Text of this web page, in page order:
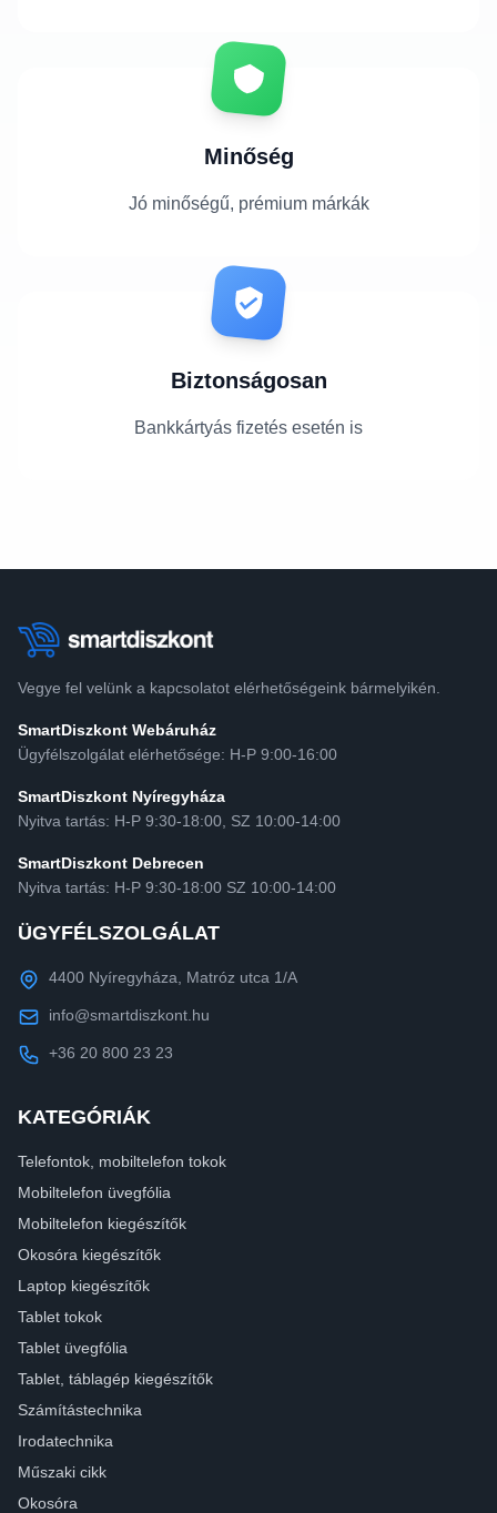
Minőség
Jó minőségű, prémium márkák
Biztonságosan
Bankkártyás fizetés esetén is
Vegye fel velünk a kapcsolatot elérhetőségeink bármelyikén.
SmartDiszkont Webáruház
Ügyfélszolgálat elérhetősége: H-P 9:00-16:00
SmartDiszkont Nyíregyháza
Nyitva tartás: H-P 9:30-18:00, SZ 10:00-14:00
SmartDiszkont Debrecen
Nyitva tartás: H-P 9:30-18:00 SZ 10:00-14:00
ÜGYFÉLSZOLGÁLAT
4400 Nyíregyháza, Matróz utca 1/A
info@smartdiszkont.hu
+36 20 800 23 23
KATEGÓRIÁK
Telefontok, mobiltelefon tokok
Mobiltelefon üvegfólia
Mobiltelefon kiegészítők
Okosóra kiegészítők
Laptop kiegészítők
Tablet tokok
Tablet üvegfólia
Tablet, táblagép kiegészítők
Számítástechnika
Irodatechnika
Műszaki cikk
Okosóra